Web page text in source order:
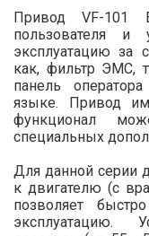
Привод VF-101
пользователя
эксплуатацию за
как, фильтр ЭМС,
панель
языке. Привод
функционал
специальных
Для данной серии
к двигателю (с
позволяет
эксплуатацию.